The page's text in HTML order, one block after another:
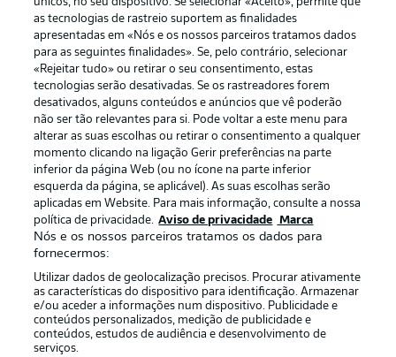
Publicidade Avisos legais
Gerir preferências Aviso de privacidade
Trabalhe conosco
Marca Contato
Jogadores
as tecnologias de rastreio suportem as finalidades
apresentadas em «Nós e os nossos parceiros tratamos dados
para as seguintes finalidades». Se, pelo contrário, selecionar
«Rejeitar tudo» ou retirar o seu consentimento, estas
tecnologias serão desativadas. Se os rastreadores forem
desativados, alguns conteúdos e anúncios que vê poderão
não ser tão relevantes para si. Pode voltar a este menu para
alterar as suas escolhas ou retirar o consentimento a qualquer
momento clicando na ligação Gerir preferências na parte
inferior da página Web (ou no ícone na parte inferior
esquerda da página, se aplicável). As suas escolhas serão
aplicadas em Website. Para mais informação, consulte a nossa
política de privacidade. Aviso de privacidade Marca
Nós e os nossos parceiros tratamos os dados para
fornecermos:
Utilizar dados de geolocalização precisos. Procurar ativamente
as características do dispositivo para identificação. Armazenar
e/ou aceder a informações num dispositivo. Publicidade e
conteúdos personalizados, medição de publicidade e
conteúdos, estudos de audiência e desenvolvimento de
serviços.